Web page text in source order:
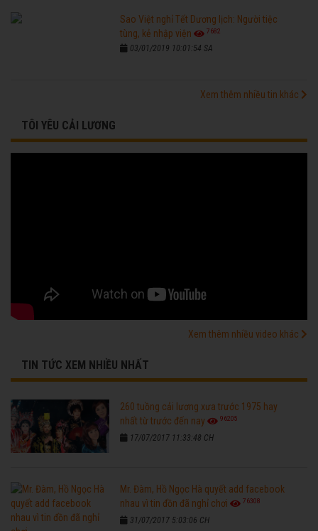
Sao Việt nghỉ Tết Dương lịch: Người tiệc
tùng, kẻ nhập viện
7682
03/01/2019 10:01:54 SA
Xem thêm nhiều tin khác
TÔI YÊU CẢI LƯƠNG
Xem thêm nhiều video khác
TIN TỨC XEM NHIỀU NHẤT
260 tuồng cải lương xưa trước 1975 hay
nhất từ trước đến nay
96205
17/07/2017 11:33:48 CH
Mr. Đàm, Hồ Ngọc Hà quyết add facebook
nhau vì tin đồn đã nghỉ chơi
76308
31/07/2017 5:03:06 CH